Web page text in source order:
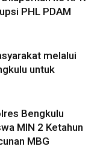
PHL PDAM
melalui
untuk
Bengkulu
MIN 2 Ketahun
MBG